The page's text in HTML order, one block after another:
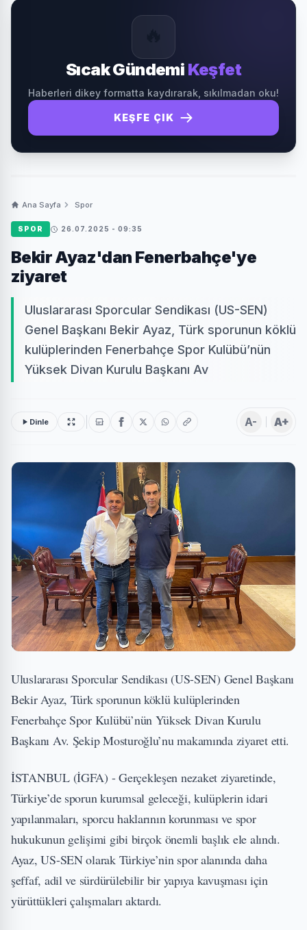
Sıcak Gündemi Keşfet
Haberleri dikey formatta kaydırarak, sıkılmadan oku!
KEŞFE ÇIK
Ana Sayfa Spor
SPOR 26.07.2025 - 09:35
Bekir Ayaz'dan Fenerbahçe'ye
ziyaret
Uluslararası Sporcular Sendikası (US-SEN)
Genel Başkanı Bekir Ayaz, Türk sporunun köklü
kulüplerinden Fenerbahçe Spor Kulübü’nün
Yüksek Divan Kurulu Başkanı Av
Dinle A- A+
Uluslararası Sporcular Sendikası (US-SEN) Genel Başkanı
Bekir Ayaz, Türk sporunun köklü kulüplerinden
Fenerbahçe Spor Kulübü’nün Yüksek Divan Kurulu
Başkanı Av. Şekip Mosturoğlu’nu makamında ziyaret etti.
İSTANBUL (İGFA) - Gerçekleşen nezaket ziyaretinde,
Türkiye’de sporun kurumsal geleceği, kulüplerin idari
yapılanmaları, sporcu haklarının korunması ve spor
hukukunun gelişimi gibi birçok önemli başlık ele alındı.
Ayaz, US-SEN olarak Türkiye’nin spor alanında daha
şeffaf, adil ve sürdürülebilir bir yapıya kavuşması için
yürüttükleri çalışmaları aktardı.